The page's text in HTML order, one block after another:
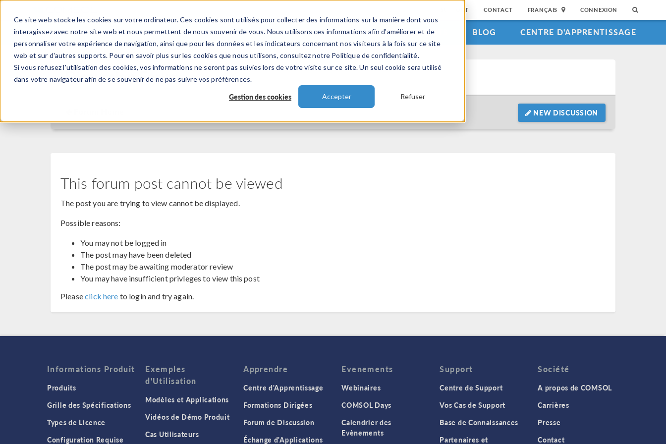
Ce site web stocke les cookies sur votre ordinateur. Ces cookies sont utilisés pour collecter des informations sur la manière dont vous
interagissez avec notre site web et nous permettent de nous souvenir de vous. Nous utilisons ces informations afin d'améliorer et de
personnaliser votre expérience de navigation, ainsi que pour les données et les indicateurs concernant nos visiteurs à la fois sur ce site
web et sur d'autres supports. Pour en savoir plus sur les cookies que nous utilisons, consultez notre Politique de confidentialité.
Si vous refusez l'utilisation des cookies, vos informations ne seront pas suivies lors de votre visite sur ce site. Un seul cookie sera utilisé
dans votre navigateur afin de se souvenir de ne pas suivre vos préférences.
Gestion des cookies Accepter Refuser
SUPPORT CONTACT FRANÇAIS CONNEXION
PRODUITS INDUSTRIES VIDEOS EVENEMENTS BLOG CENTRE D'APPRENTISSAGE
Discussion Forum
NEW DISCUSSION
This forum post cannot be viewed
The post you are trying to view cannot be displayed.
Possible reasons:
You may not be logged in
The post may have been deleted
The post may be awaiting moderator review
You may have insufficient privleges to view this post
Pleaseclick here to login and try again.
Informations Produit
Produits
Grille des Spécifications
Types de Licence
Configuration Requise
Exemples
d'Utilisation
Modèles et Applications
Vidéos de Démo Produit
Cas Utilisateurs
Apprendre
Centre d'Apprentissage
Formations Dirigées
Forum de Discussion
Échange d'Applications
Evenements
Webinaires
COMSOL Days
Calendrier des
Evènements
Support
Centre de Support
Vos Cas de Support
Base de Connaissances
Partenaires et
Société
A propos de COMSOL
Carrières
Presse
Contact